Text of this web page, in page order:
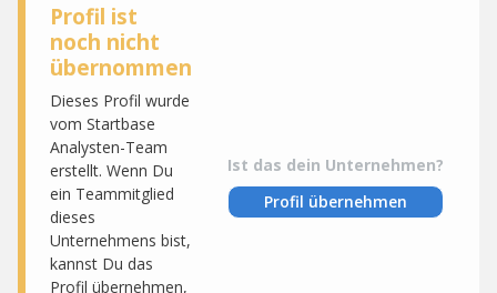
Profil ist
noch nicht
übernommen
Dieses Profil wurde
vom Startbase
Analysten-Team
erstellt. Wenn Du
ein Teammitglied
dieses
Unternehmens bist,
kannst Du das
Profil übernehmen,
Ist das dein Unternehmen?
Profil übernehmen